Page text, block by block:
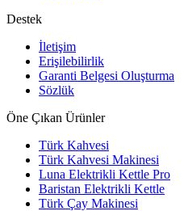
Destek
İletişim
Erişilebilirlik
Garanti Belgesi Oluşturma
Sözlük
Öne Çıkan Ürünler
Türk Kahvesi
Türk Kahvesi Makinesi
Luna Elektrikli Kettle Pro
Baristan Elektrikli Kettle
Türk Çay Makinesi